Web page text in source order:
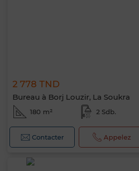
2 778 TND
Bureau à Borj Louzir, La Soukra
180 m² 2 Sdb.
Contacter Appelez